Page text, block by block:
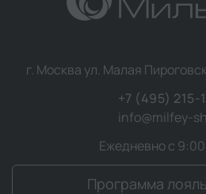
г. Москва ул. Малая
+7 (495) 215-
info@milfey-
Ежедневно с
Программа